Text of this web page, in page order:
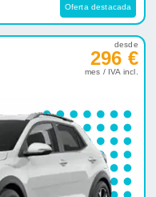
Oferta destacada
desde
296 €
mes / IVA incl.